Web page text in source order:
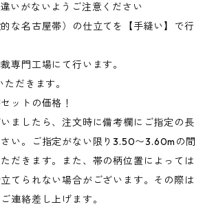
いがないようご注意ください
な名古屋帯）の仕立てを【手縫い】で行
専門工場にて行います。
だきます。
ットの価格！
ましたら、注文時に備考欄にご指定の長
い。ご指定がない限り3.50〜3.60mの間
だきます。また、帯の柄位置によっては
てられない場合がございます。その際は
連絡差し上げます。